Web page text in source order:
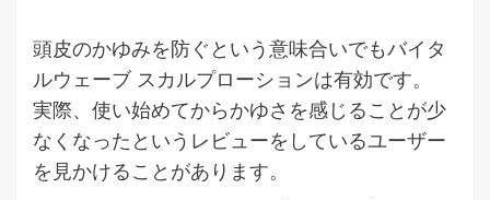
頭皮のかゆみを防ぐという意味合いでもバイタ
ルウェーブ スカルプローションは有効です。
実際、使い始めてからかゆさを感じることが少
なくなったというレビューをしているユーザー
を見かけることがあります。